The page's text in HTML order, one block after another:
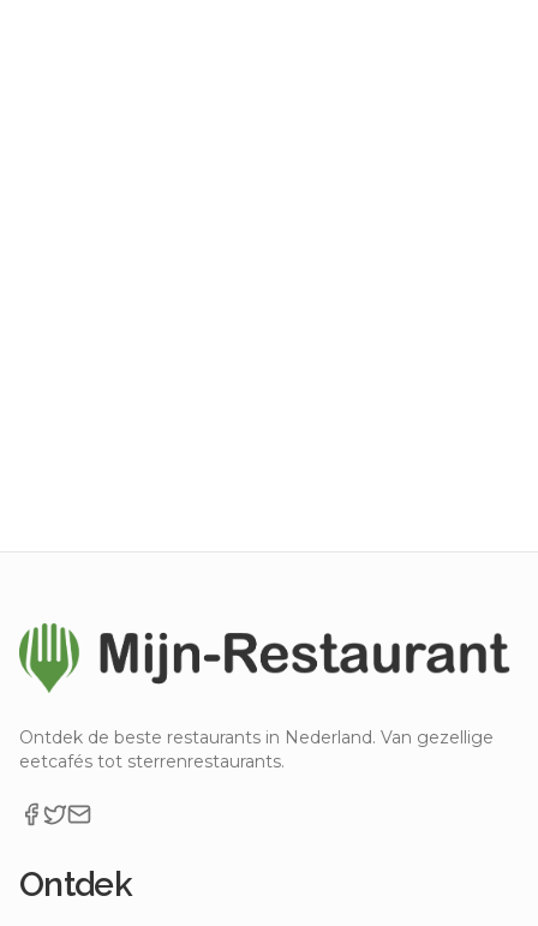
Ontdek de beste restaurants in Nederland. Van gezellige
eetcafés tot sterrenrestaurants.
Ontdek